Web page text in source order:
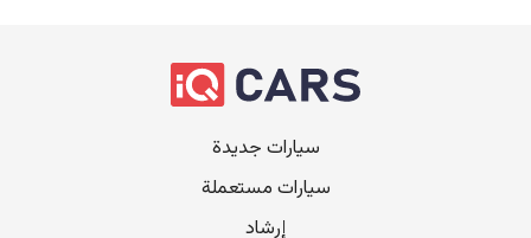
سيارات جديدة
سيارات مستعملة
إرشاد